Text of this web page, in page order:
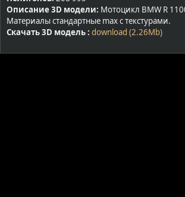
Описание 3D модели: Мотоцикл BMW R
Материалы стандартные max с текстурами.
Скачать 3D модель : download (2.26Mb)